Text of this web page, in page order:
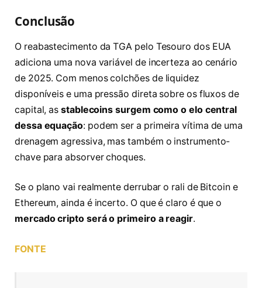
Conclusão
O reabastecimento da TGA pelo Tesouro dos EUA
adiciona uma nova variável de incerteza ao cenário
de 2025. Com menos colchões de liquidez
disponíveis e uma pressão direta sobre os fluxos de
capital, asstablecoins surgem como o elo central
dessa equação: podem ser a primeira vítima de uma
drenagem agressiva, mas também o instrumento-
chave para absorver choques.
Se o plano vai realmente derrubar o rali de Bitcoin e
Ethereum, ainda é incerto. O que é claro é que o
mercado cripto será o primeiro a reagir.
FONTE